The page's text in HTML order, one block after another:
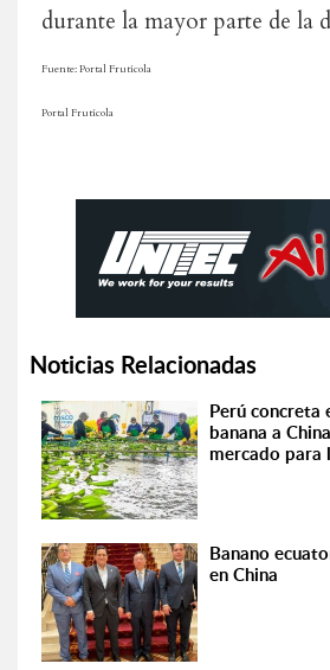
durante la mayor parte de la
Fuente: Portal Frutícola
Portal Frutícola
Noticias Relacionadas
Perú concreta
banana a
mercado para
Banano
en China